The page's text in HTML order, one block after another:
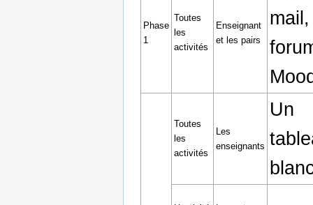
Phase
1
Toutes
les
activités
Enseignant
et les pairs
mail,
Toutes
les
activités
Les
enseignants
Un